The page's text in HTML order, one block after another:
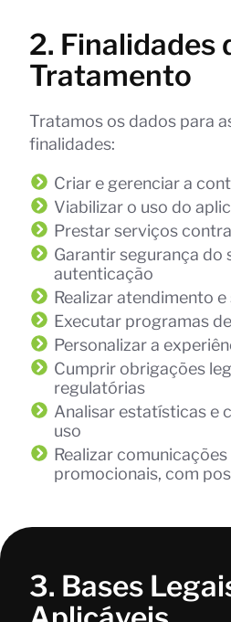
2. Finalidades
Tratamento
Tratamos os dados para
finalidades:
Criar e gerenciar a
Viabilizar o uso do
Prestar serviços
Garantir segurança do
autenticação
Realizar atendimento
Executar programas
Personalizar a
Cumprir obrigações
regulatórias
Analisar estatísticas e
uso
Realizar
promocionais, com
3. Bases